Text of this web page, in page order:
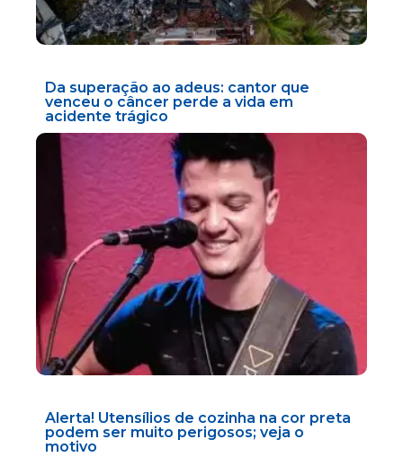
Da superação ao adeus: cantor que
venceu o câncer perde a vida em
acidente trágico
Alerta! Utensílios de cozinha na cor preta
podem ser muito perigosos; veja o
motivo